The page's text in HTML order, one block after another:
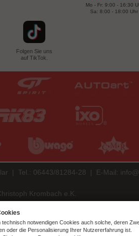
Folgen Sie uns
auf TikTok.
Mo - Fr: 9:00 - 16:30
Sa: 8:00 - 18:00 Uhr
| Tel.: 06443/81284-28 | E-Mail:
Krombach e.K.
technisch notwendigen Cookies auch solche, deren
oder die Personalisierung Ihrer Nutzererfahrung ist.